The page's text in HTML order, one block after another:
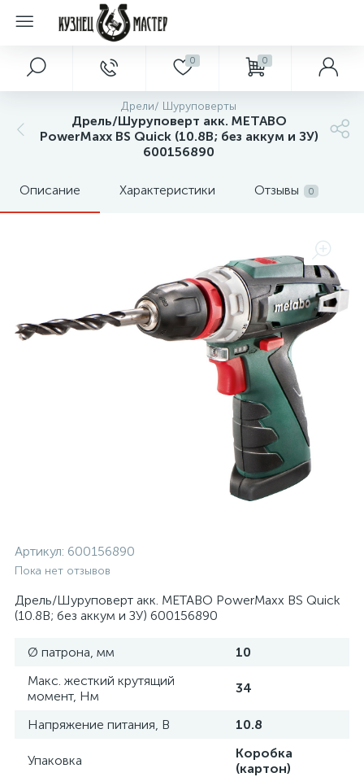
0 0
Дрели/ Шуруповерты
Дрель/Шуруповерт акк. METABO
PowerMaxx BS Quick (10.8В; без аккум и ЗУ)
600156890
Описание Характеристики Отзывы 0
Артикул: 600156890
Пока нет отзывов
Дрель/Шуруповерт акк. METABO PowerMaxx BS Quick
(10.8В; без аккум и ЗУ) 600156890
Ø патрона, мм
10
Макс. жесткий крутящий
момент, Нм
34
Напряжение питания, В 10.8
Упаковка
Коробка
(картон)